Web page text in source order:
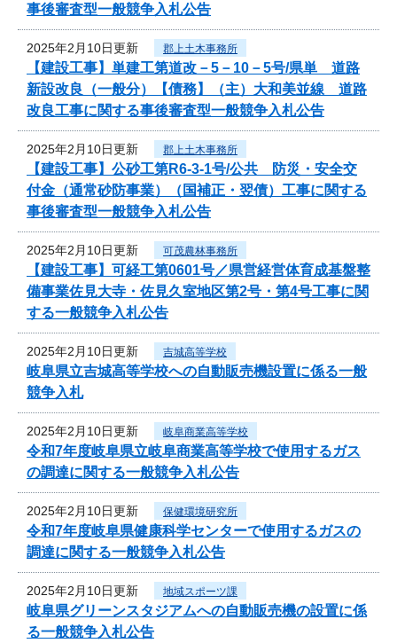
事後審査型一般競争入札公告
2025年2月10日更新 郡上土木事務所
【建設工事】単建工第道改－5－10－5号/県単 道路
新設改良（一般分）【債務】（主）大和美並線 道路
改良工事に関する事後審査型一般競争入札公告
2025年2月10日更新 郡上土木事務所
【建設工事】公砂工第R6-3-1号/公共 防災・安全交
付金（通常砂防事業）（国補正・翌債）工事に関する
事後審査型一般競争入札公告
2025年2月10日更新 可茂農林事務所
【建設工事】可経工第0601号／県営経営体育成基盤整
備事業佐見大寺・佐見久室地区第2号・第4号工事に関
する一般競争入札公告
2025年2月10日更新 吉城高等学校
岐阜県立吉城高等学校への自動販売機設置に係る一般
競争入札
2025年2月10日更新 岐阜商業高等学校
令和7年度岐阜県立岐阜商業高等学校で使用するガス
の調達に関する一般競争入札公告
2025年2月10日更新 保健環境研究所
令和7年度岐阜県健康科学センターで使用するガスの
調達に関する一般競争入札公告
2025年2月10日更新 地域スポーツ課
岐阜県グリーンスタジアムへの自動販売機の設置に係
る一般競争入札公告